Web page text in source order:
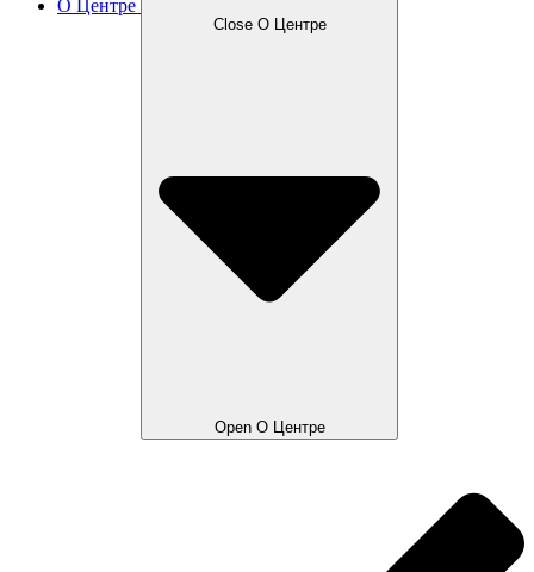
О Центре
Close О Центре
Open О Центре